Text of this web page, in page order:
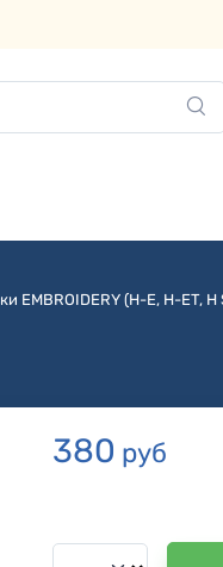
EMBROIDERY (H-E, H-ET, H
380 руб